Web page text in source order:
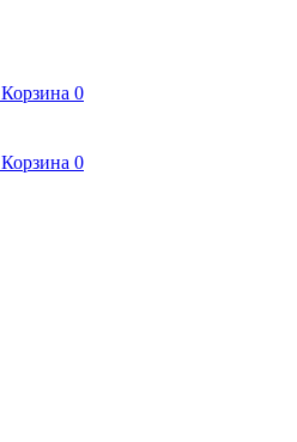
Корзина 0
Корзина 0